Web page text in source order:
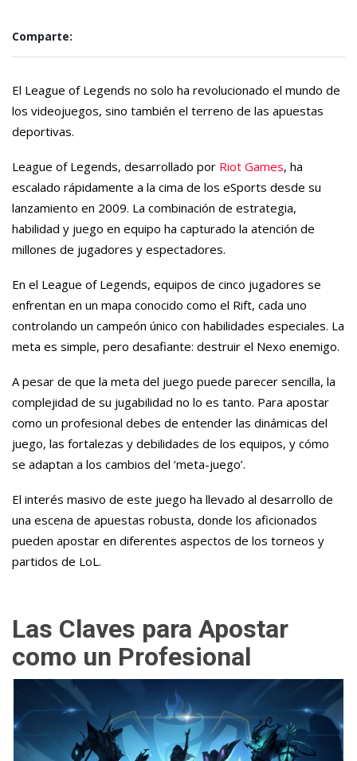
Comparte:
El League of Legends no solo ha revolucionado el mundo de
los videojuegos, sino también el terreno de las apuestas
deportivas.
League of Legends, desarrollado por Riot Games, ha
escalado rápidamente a la cima de los eSports desde su
lanzamiento en 2009. La combinación de estrategia,
habilidad y juego en equipo ha capturado la atención de
millones de jugadores y espectadores.
En el League of Legends, equipos de cinco jugadores se
enfrentan en un mapa conocido como el Rift, cada uno
controlando un campeón único con habilidades especiales. La
meta es simple, pero desafiante: destruir el Nexo enemigo.
A pesar de que la meta del juego puede parecer sencilla, la
complejidad de su jugabilidad no lo es tanto. Para apostar
como un profesional debes de entender las dinámicas del
juego, las fortalezas y debilidades de los equipos, y cómo
se adaptan a los cambios del ‘meta-juego’.
El interés masivo de este juego ha llevado al desarrollo de
una escena de apuestas robusta, donde los aficionados
pueden apostar en diferentes aspectos de los torneos y
partidos de LoL.
Las Claves para Apostar
como un Profesional